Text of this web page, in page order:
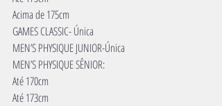
Acima de 175cm
GAMES CLASSIC- Única
MEN’S PHYSIQUE JUNIOR-Única
MEN’S PHYSIQUE SÊNIOR:
Até 170cm
Até 173cm